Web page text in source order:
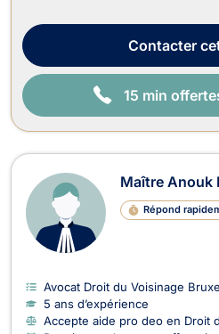
matière de baux portant sur...
Contacter
15 min
Maître Anouk
Répond
Avocat Droit du Voisinage
5 ans d’expérience
Accepte aide pro deo en Droit